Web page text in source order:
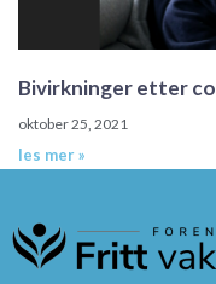
Bivirkninger etter
oktober 25, 2021
les mer »